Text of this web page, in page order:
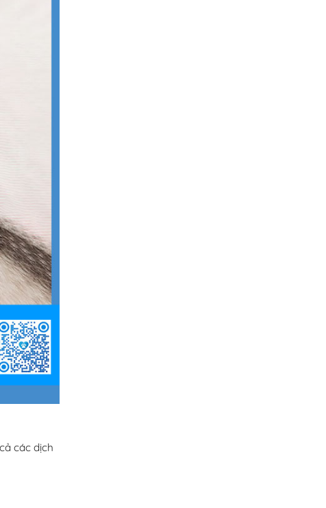
các dịch